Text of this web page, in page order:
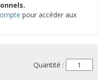
pour accéder aux
Quantité :